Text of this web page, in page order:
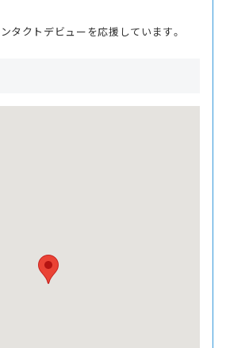
タクトデビューを応援しています。